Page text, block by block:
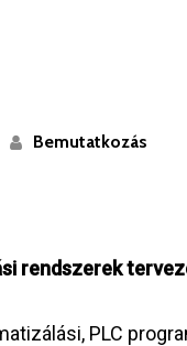
Bemutatkozás
rendszerek
PLC